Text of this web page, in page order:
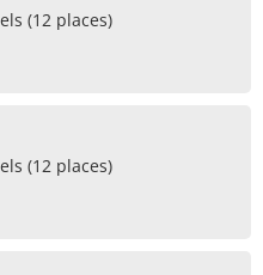
(12 places)
(12 places)